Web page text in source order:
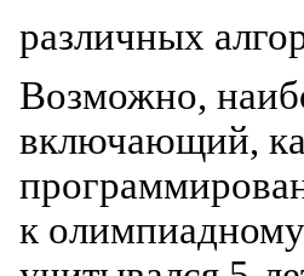
различных
Возможно,
включающий,
к